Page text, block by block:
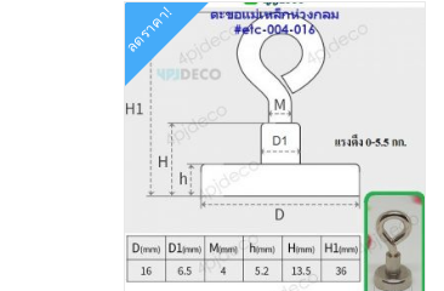
ลดราคา!